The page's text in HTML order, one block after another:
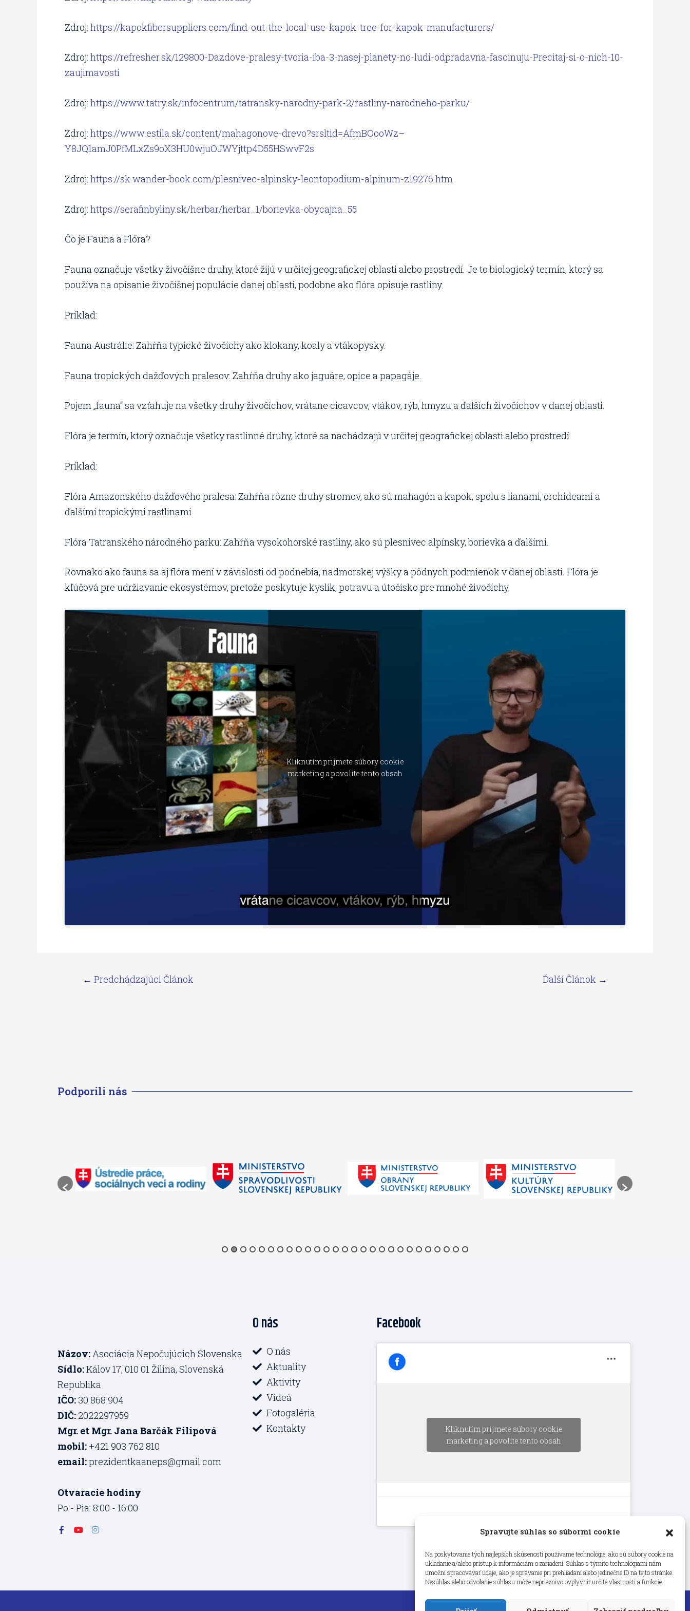
Spravujte súhlas so súbormi cookie
Na poskytovanie tých najlepších skúseností používame technológie, ako sú súbory cookie na
ukladanie a/alebo prístup k informáciám o zariadení. Súhlas s týmito technológiami nám
umožní spracovávať údaje, ako je správanie pri prehliadaní alebo jedinečné ID na tejto stránke.
Nesúhlas alebo odvolanie súhlasu môže nepriaznivo ovplyvniť určité vlastnosti a funkcie.
Zdroj: https://kapokfibersuppliers.com/find-out-the-local-use-kapok-tree-for-kapok-manufacturers/
Zdroj: https://refresher.sk/129800-Dazdove-pralesy-tvoria-iba-3-nasej-planety-no-ludi-odpradavna-fascinuju-Precitaj-si-o-nich-10-
zaujimavosti
Zdroj: https://www.tatry.sk/infocentrum/tatransky-narodny-park-2/rastliny-narodneho-parku/
Zdroj: https://www.estila.sk/content/mahagonove-drevo?srsltid=AfmBOooWz–
Y8JQ1amJ0PfMLxZs9oX3HU0wjuOJWYjttp4D55HSwvF2s
Zdroj: https://sk.wander-book.com/plesnivec-alpinsky-leontopodium-alpinum-z19276.htm
Zdroj: https://serafinbyliny.sk/herbar/herbar_1/borievka-obycajna_55
Čo je Fauna a Flóra?
Fauna označuje všetky živočíšne druhy, ktoré žijú v určitej geografickej oblasti alebo prostredí. Je to biologický termín, ktorý sa
používa na opísanie živočíšnej populácie danej oblasti, podobne ako flóra opisuje rastliny.
Príklad:
Fauna Austrálie: Zahŕňa typické živočíchy ako klokany, koaly a vtákopysky.
Fauna tropických dažďových pralesov: Zahŕňa druhy ako jaguáre, opice a papagáje.
Pojem „fauna“ sa vzťahuje na všetky druhy živočíchov, vrátane cicavcov, vtákov, rýb, hmyzu a ďalších živočíchov v danej oblasti.
Flóra je termín, ktorý označuje všetky rastlinné druhy, ktoré sa nachádzajú v určitej geografickej oblasti alebo prostredí.
Príklad:
Flóra Amazonského dažďového pralesa: Zahŕňa rôzne druhy stromov, ako sú mahagón a kapok, spolu s lianami, orchideami a
ďalšími tropickými rastlinami.
Flóra Tatranského národného parku: Zahŕňa vysokohorské rastliny, ako sú plesnivec alpínsky, borievka a ďalšími.
Rovnako ako fauna sa aj flóra mení v závislosti od podnebia, nadmorskej výšky a pôdnych podmienok v danej oblasti. Flóra je
kľúčová pre udržiavanie ekosystémov, pretože poskytuje kyslík, potravu a útočisko pre mnohé živočíchy.
Kliknutím prijmete súbory cookie
marketing a povolíte tento obsah
← Predchádzajúci Článok Ďalší Článok →
Podporili nás
Názov:Asociácia Nepočujúcich Slovenska
Sídlo:Kálov 17, 010 01 Žilina, Slovenská
Republika
IČO: 30 868 904
DIČ: 2022297959
Mgr. et Mgr. Jana Barčák Filipová
mobil: +421 903 762 810
email:prezidentkaaneps@gmail.com
Otvaracie hodiny
Po - Pia: 8:00 - 16:00
F
a
Y I
O nás
O nás
Aktuality
Aktivity
Videá
Fotogaléria
Kontakty
Facebook
Kliknutím prijmete súbory cookie
marketing a povolíte tento obsah